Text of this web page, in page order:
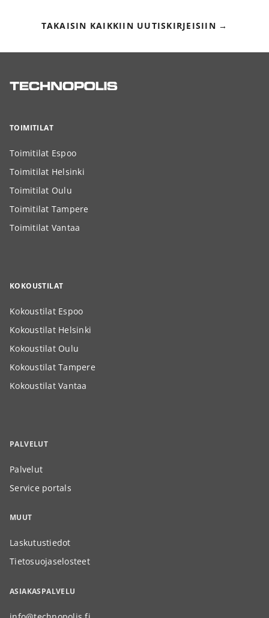
TAKAISIN KAIKKIIN UUTISKIRJEISIIN
TOIMITILAT
Toimitilat Espoo
Toimitilat Helsinki
Toimitilat Oulu
Toimitilat Tampere
Toimitilat Vantaa
KOKOUSTILAT
Kokoustilat Espoo
Kokoustilat Helsinki
Kokoustilat Oulu
Kokoustilat Tampere
Kokoustilat Vantaa
PALVELUT
Palvelut
Service portals
MUUT
Laskutustiedot
Tietosuojaselosteet
ASIAKASPALVELU